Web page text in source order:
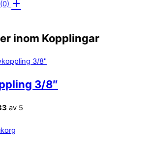
inom Kopplingar
3/8″
av 5